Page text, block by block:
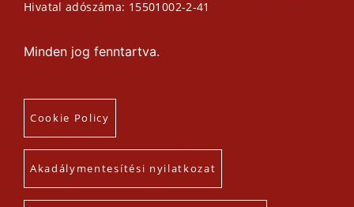
Hivatal adószáma: 15501002-2-41
Minden jog fenntartva.
Cookie Policy
Akadálymentesítési nyilatkozat